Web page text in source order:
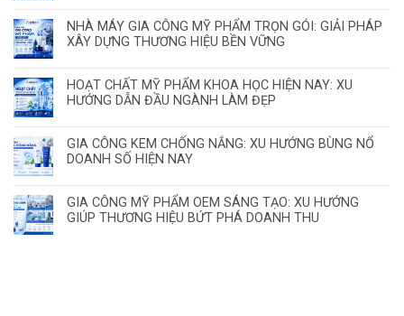
NHÀ MÁY GIA CÔNG MỸ PHẨM TRỌN GÓI: GIẢI PHÁP
XÂY DỰNG THƯƠNG HIỆU BỀN VỮNG
HOẠT CHẤT MỸ PHẨM KHOA HỌC HIỆN NAY: XU
HƯỚNG DẪN ĐẦU NGÀNH LÀM ĐẸP
GIA CÔNG KEM CHỐNG NẮNG: XU HƯỚNG BÙNG NỔ
DOANH SỐ HIỆN NAY
GIA CÔNG MỸ PHẨM OEM SÁNG TẠO: XU HƯỚNG
GIÚP THƯƠNG HIỆU BỨT PHÁ DOANH THU